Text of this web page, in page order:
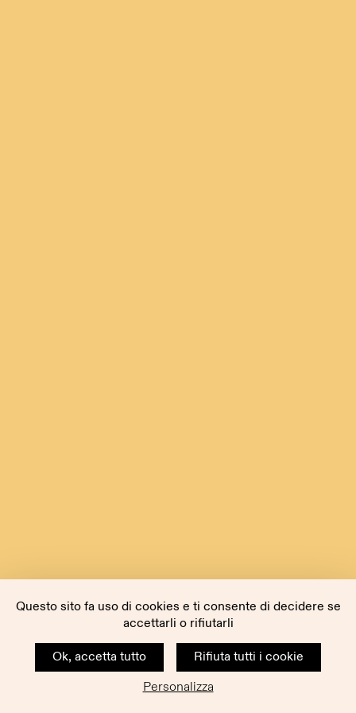
Questo sito fa uso di cookies e ti consente di decidere se
accettarli o rifiutarli
Ok, accetta tutto
Rifiuta tutti i cookie
Personalizza